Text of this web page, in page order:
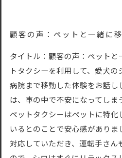
顧客の声：ペットと一緒に
タイトル：顧客の声：ペットと
トタクシーを利用して、愛犬
病院まで移動した体験をお話し
は、車の中で不安になってしま
ペットタクシーはペットに特化
いるとのことで安心感がありま
対応していただき、運転手さん